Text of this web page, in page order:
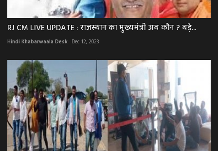
RJ CM LIVE UPDATE : राजस्थान का मुख्यमंत्री अब कौन ? बड़े...
Hindi Khabarwaala Desk Dec 12, 2023